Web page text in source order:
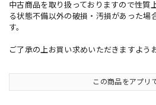
中古商品を取り扱っておりますので性質
る状態不備以外の破損・汚損があった場
す。
ご了承の上お買い求めいただきますよう
この商品をアプリ